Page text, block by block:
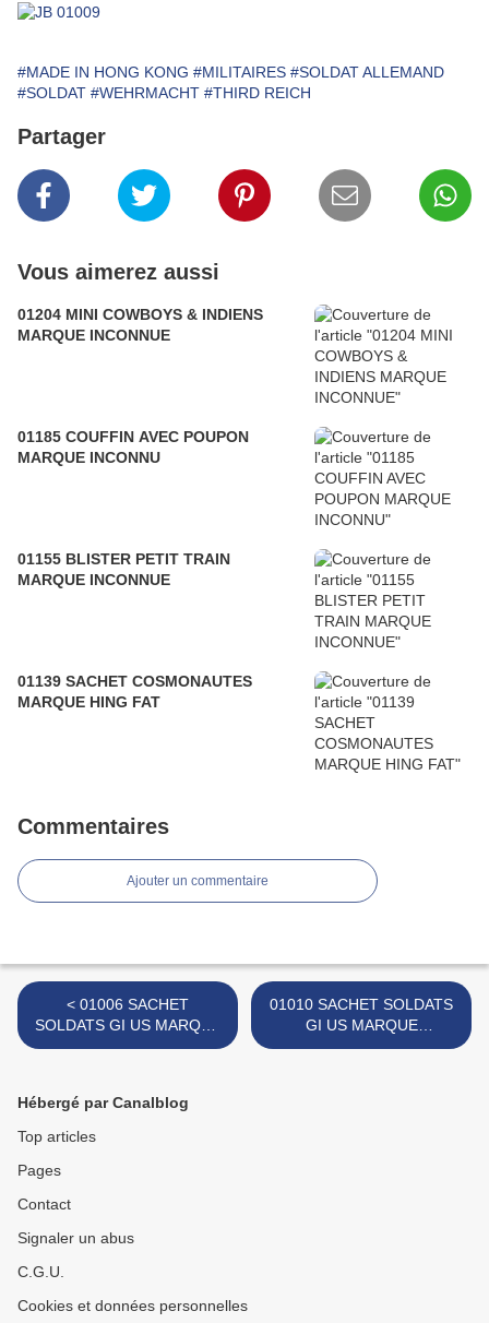
#MADE IN HONG KONG #MILITAIRES #SOLDAT ALLEMAND
#SOLDAT #WEHRMACHT #THIRD REICH
Partager
Vous aimerez aussi
01204 MINI COWBOYS & INDIENS
MARQUE INCONNUE
01185 COUFFIN AVEC POUPON
MARQUE INCONNU
01155 BLISTER PETIT TRAIN
MARQUE INCONNUE
01139 SACHET COSMONAUTES
MARQUE HING FAT
Commentaires
Ajouter un commentaire
< 01006 SACHET
SOLDATS GI US MARQUE
INCONNUE
01010 SACHET SOLDATS
GI US MARQUE
INCONNUE >
Hébergé par Canalblog
Top articles
Pages
Contact
Signaler un abus
C.G.U.
Cookies et données personnelles